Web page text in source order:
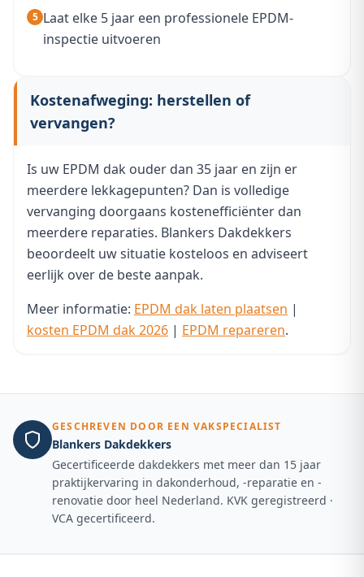
Laat elke 5 jaar een professionele EPDM-
inspectie uitvoeren
Kostenafweging: herstellen of
vervangen?
Is uw EPDM dak ouder dan 35 jaar en zijn er
meerdere lekkagepunten? Dan is volledige
vervanging doorgaans kostenefficiënter dan
meerdere reparaties. Blankers Dakdekkers
beoordeelt uw situatie kosteloos en adviseert
eerlijk over de beste aanpak.
Meer informatie: EPDM dak laten plaatsen |
kosten EPDM dak 2026 | EPDM repareren.
GESCHREVEN DOOR EEN VAKSPECIALIST
Blankers Dakdekkers
Gecertificeerde dakdekkers met meer dan 15 jaar
praktijkervaring in dakonderhoud, -reparatie en -
renovatie door heel Nederland. KVK geregistreerd ·
VCA gecertificeerd.